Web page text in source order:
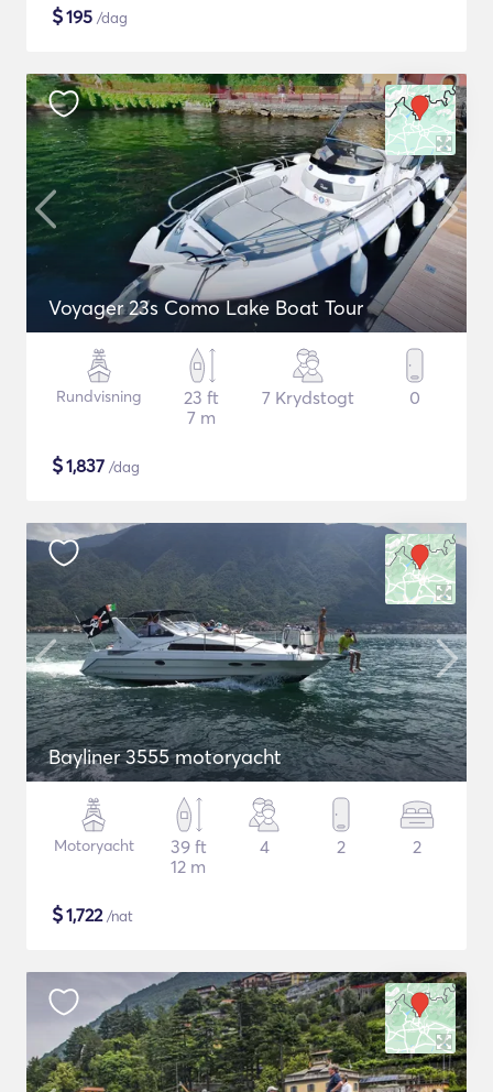
$195 /dag
Voyager 23s Como Lake Boat Tour
Rundvisning
23 ft
7 m
7 Krydstogt 0
$1,837 /dag
Bayliner 3555 motoryacht
Motoryacht
39 ft
12 m
4 2 2
$1,722/nat